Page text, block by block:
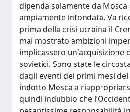
dipenda solamente da Mosca
ampiamente infondata. Va
prima della crisi ucraina il
mai mostrato ambizioni
implicassero un'acquisizione
sovietici. Sono state le
dagli eventi dei primi mesi del
indotto Mosca a
quindi indubbio che